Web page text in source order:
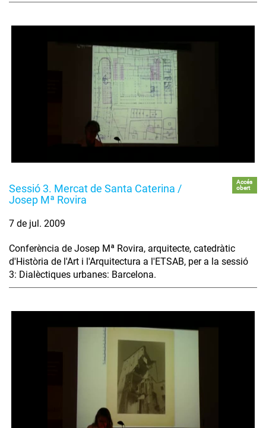
Sessió 3. Mercat de Santa Caterina /
Josep Mª Rovira
Accés
obert
7 de jul. 2009
Conferència de Josep Mª Rovira, arquitecte, catedràtic
d'Història de l'Art i l'Arquitectura a l'ETSAB, per a la sessió
3: Dialèctiques urbanes: Barcelona.